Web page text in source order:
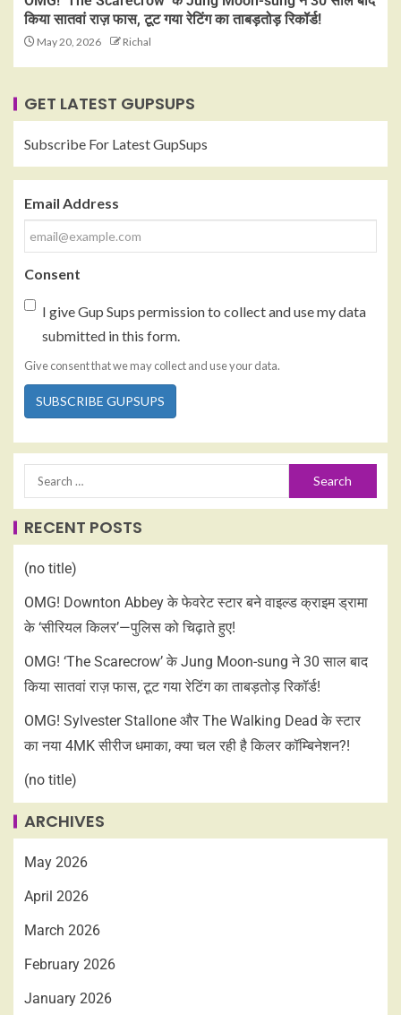
किया सातवां राज़ फास, टूट गया रेटिंग का ताबड़तोड़ रिकॉर्ड!
May 20, 2026 Richal
GET LATEST GUPSUPS
Subscribe For Latest GupSups
Email Address
Consent
I give Gup Sups permission to collect and use my data
submitted in this form.
Give consent that we may collect and use your data.
SUBSCRIBE GUPSUPS
RECENT POSTS
(no title)
OMG! Downton Abbey के फेवरेट स्टार बने वाइल्ड क्राइम ड्रामा
के ‘सीरियल किलर’—पुलिस को चिढ़ाते हुए!
OMG! ‘The Scarecrow’ के Jung Moon-sung ने 30 साल बाद
किया सातवां राज़ फास, टूट गया रेटिंग का ताबड़तोड़ रिकॉर्ड!
OMG! Sylvester Stallone और The Walking Dead के स्टार
का नया 4MK सीरीज धमाका, क्या चल रही है किलर कॉम्बिनेशन?!
(no title)
ARCHIVES
May 2026
April 2026
March 2026
February 2026
January 2026